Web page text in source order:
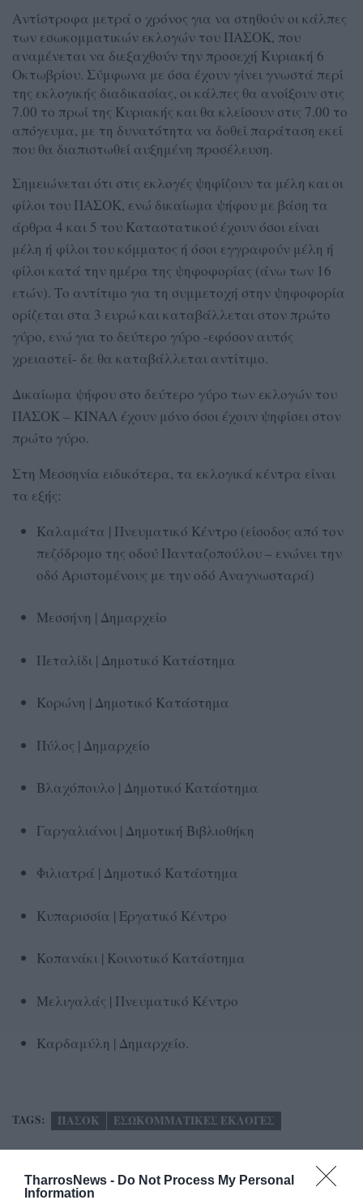
TharrosNews - Do Not Process My Personal
Information
Αντίστροφα μετρά ο χρόνος για να στηθούν οι κάλπες
των εσωκομματικών εκλογών του ΠΑΣΟΚ, που
αναμένεται να διεξαχθούν την προσεχή Κυριακή 6
Οκτωβρίου. Σύμφωνα με όσα έχουν γίνει γνωστά περί
της εκλογικής διαδικασίας, οι κάλπες θα ανοίξουν στις
7.00 το πρωί της Κυριακής και θα κλείσουν στις 7.00 το
απόγευμα, με τη δυνατότητα να δοθεί παράταση εκεί
που θα διαπιστωθεί αυξημένη προσέλευση.
Σημειώνεται ότι στις εκλογές ψηφίζουν τα μέλη και οι
φίλοι του ΠΑΣΟΚ, ενώ δικαίωμα ψήφου με βάση τα
άρθρα 4 και 5 του Καταστατικού έχουν όσοι είναι
μέλη ή φίλοι του κόμματος ή όσοι εγγραφούν μέλη ή
φίλοι κατά την ημέρα της ψηφοφορίας (άνω των 16
ετών). Το αντίτιμο για τη συμμετοχή στην ψηφοφορία
ορίζεται στα 3 ευρώ και καταβάλλεται στον πρώτο
γύρο, ενώ για το δεύτερο γύρο -εφόσον αυτός
χρειαστεί- δε θα καταβάλλεται αντίτιμο.
Δικαίωμα ψήφου στο δεύτερο γύρο των εκλογών του
ΠΑΣΟΚ – ΚΙΝΑΛ έχουν μόνο όσοι έχουν ψηφίσει στον
πρώτο γύρο.
Στη Μεσσηνία ειδικότερα, τα εκλογικά κέντρα είναι
τα εξής:
Καλαμάτα | Πνευματικό Κέντρο (είσοδος από τον
πεζόδρομο της οδού Πανταζοπούλου – ενώνει την
οδό Αριστομένους με την οδό Αναγνωσταρά)
Μεσσήνη | Δημαρχείο
Πεταλίδι | Δημοτικό Κατάστημα
Κορώνη | Δημοτικό Κατάστημα
Πύλος | Δημαρχείο
Βλαχόπουλο | Δημοτικό Κατάστημα
Γαργαλιάνοι | Δημοτική Βιβλιοθήκη
Φιλιατρά | Δημοτικό Κατάστημα
Κυπαρισσία | Εργατικό Κέντρο
Κοπανάκι | Κοινοτικό Κατάστημα
Μελιγαλάς | Πνευματικό Κέντρο
Καρδαμύλη | Δημαρχείο.
TAGS: ΠΑΣΟΚ ΕΣΩΚΟΜΜΑΤΙΚΕΣ ΕΚΛΟΓΕΣ
Facebook Twitter